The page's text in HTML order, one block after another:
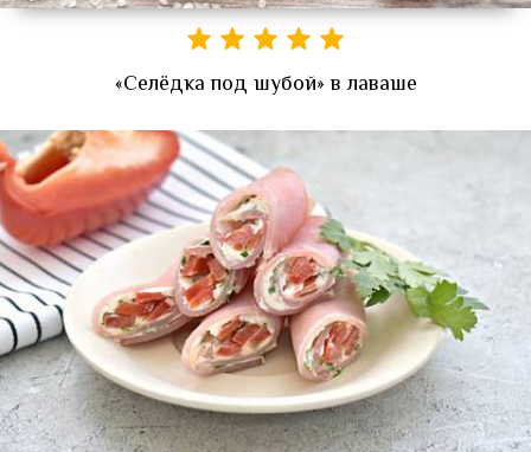
«Селёдка под шубой» в лаваше